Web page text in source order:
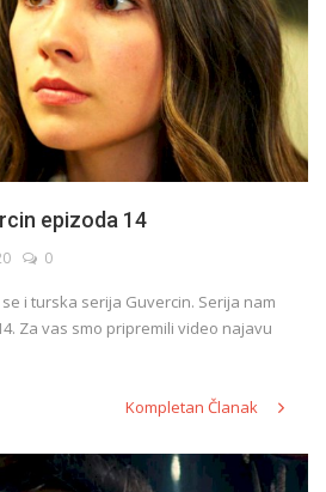
epizoda 14
0
i turska serija Guvercin. Serija nam
Za vas smo pripremili video najavu
Kompletan Članak